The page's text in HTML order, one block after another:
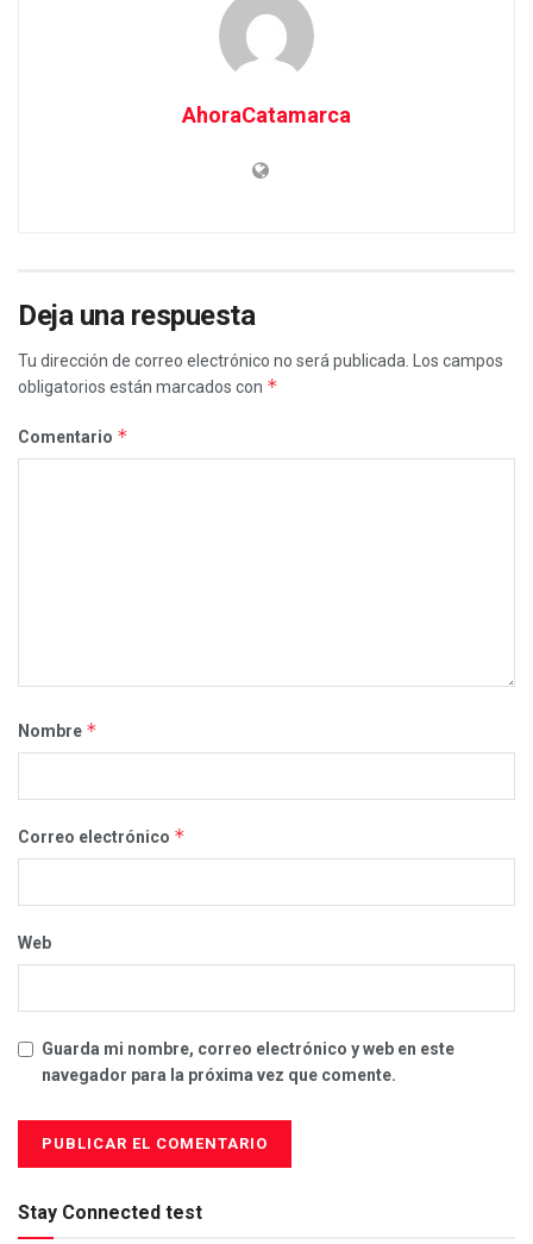
AhoraCatamarca
Deja una respuesta
Tu dirección de correo electrónico no será publicada.
Los campos
obligatorios están marcados con *
Comentario *
Nombre *
Correo electrónico *
Web
Guarda mi nombre, correo electrónico y web en este
navegador para la próxima vez que comente.
Stay Connected test